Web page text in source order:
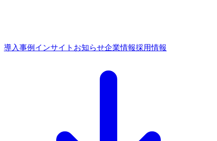
導入事例 インサイト お知らせ企業情報採用情報